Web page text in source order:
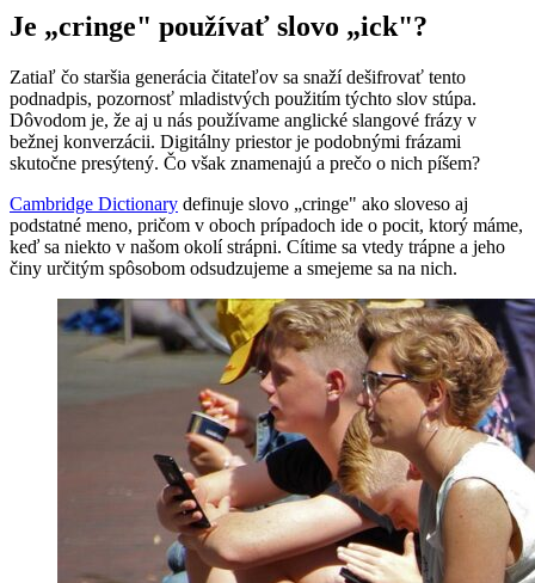
Je „cringe" používať slovo „ick"?
Zatiaľ čo staršia generácia čitateľov sa snaží dešifrovať tento
podnadpis, pozornosť mladistvých použitím týchto slov stúpa.
Dôvodom je, že aj u nás používame anglické slangové frázy v
bežnej konverzácii. Digitálny priestor je podobnými frázami
skutočne presýtený. Čo však znamenajú a prečo o nich píšem?
Cambridge Dictionary definuje slovo „cringe" ako sloveso aj
podstatné meno, pričom v oboch prípadoch ide o pocit, ktorý máme,
keď sa niekto v našom okolí strápni. Cítime sa vtedy trápne a jeho
činy určitým spôsobom odsudzujeme a smejeme sa na nich.